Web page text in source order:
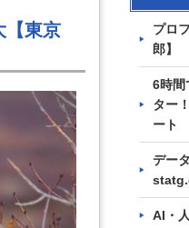
【東京
プロ
郎】
6時間
ター
ート
デー
AI・